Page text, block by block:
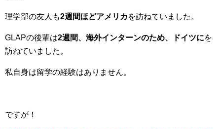
理学部の友人も2週間ほどアメリカを訪ねていました。
GLAPの後輩は2週間、海外インターンのため、ドイツにを
訪ねていました。
私自身は留学の経験はありません。
ですが！